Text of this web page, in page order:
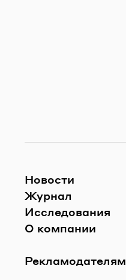
Новости
Журнал
Исследования
О компании
Рекламодателям